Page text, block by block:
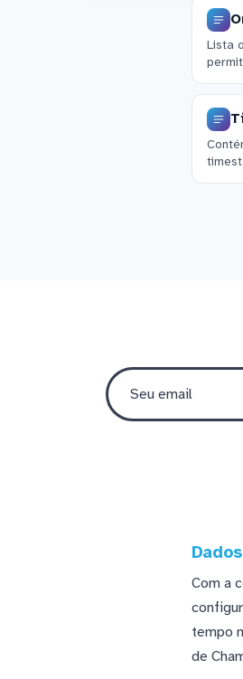
Lista
Com a
tempo
de